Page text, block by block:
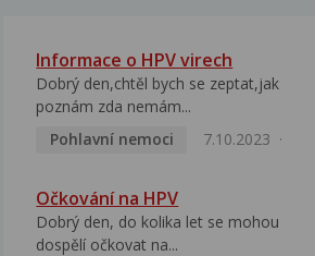
Informace o HPV virech
Dobrý den,chtěl bych se zeptat,jak
poznám zda nemám...
Pohlavní nemoci
7.10.2023
Očkování na HPV
Dobrý den, do kolika let se mohou
dospělí očkovat na...